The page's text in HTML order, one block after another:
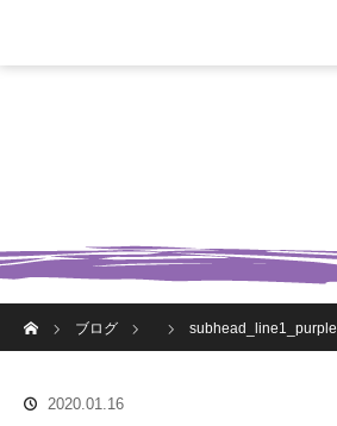
ブログ
subhead_line1_purple
2020.01.16